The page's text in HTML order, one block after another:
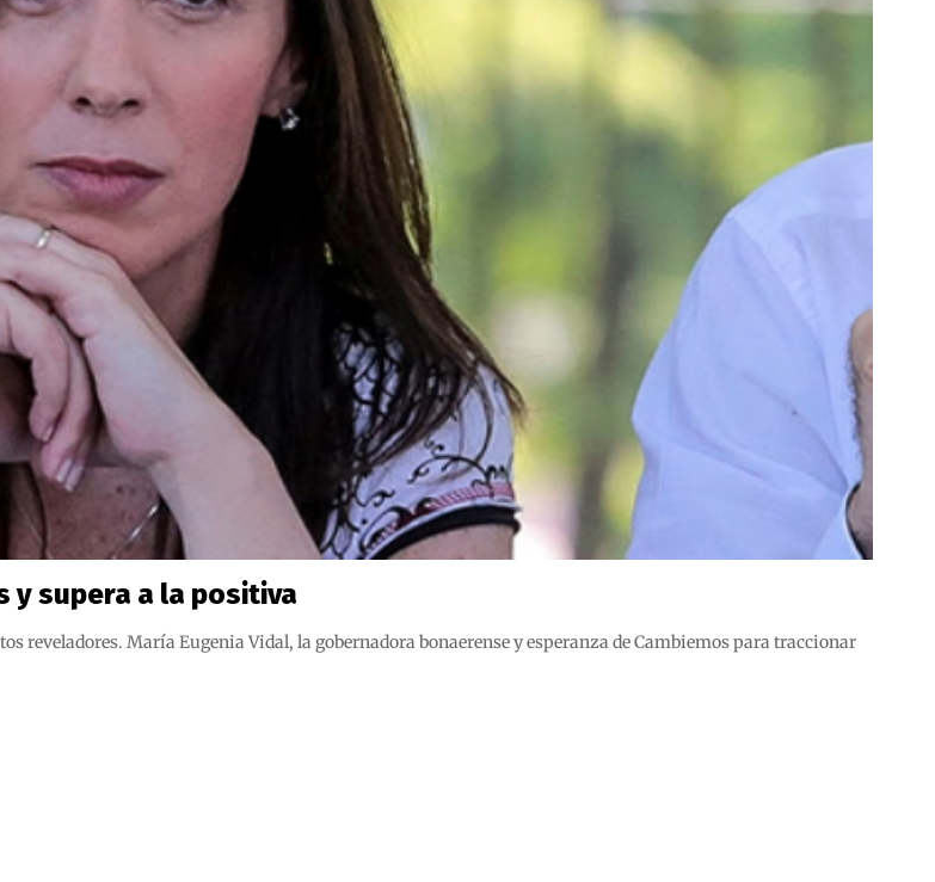
y supera a la positiva
reveladores. María Eugenia Vidal, la gobernadora bonaerense y esperanza de Cambiemos para traccionar